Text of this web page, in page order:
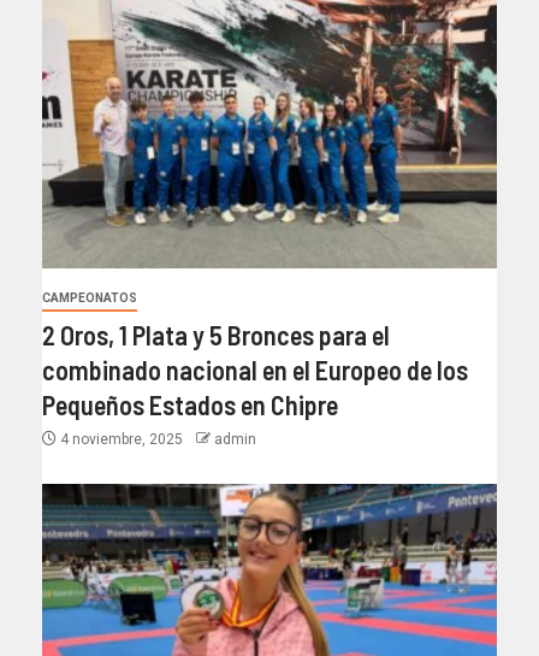
CAMPEONATOS
2 Oros, 1 Plata y 5 Bronces para el
combinado nacional en el Europeo de los
Pequeños Estados en Chipre
4 noviembre, 2025 admin